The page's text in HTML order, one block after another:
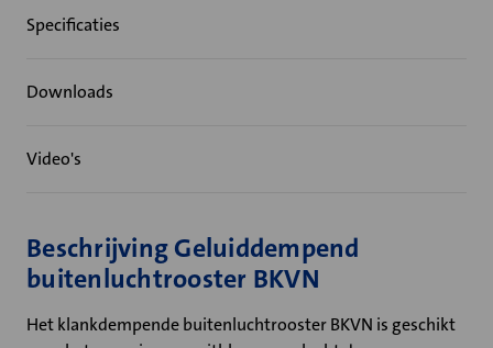
Specificaties
Downloads
Video's
Beschrijving Geluiddempend
buitenluchtrooster BKVN
Het klankdempende buitenluchtrooster BKVN is geschikt